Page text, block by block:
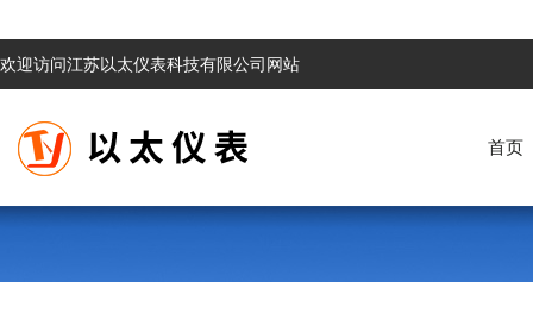
欢迎访问江苏以太仪表科技有限公司网站
首页